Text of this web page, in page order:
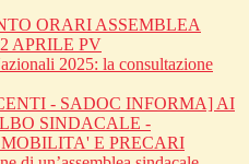
ORARI ASSEMBLEA
APRILE PV
2025: la consultazione
- SADOC INFORMA] AI
SINDACALE -
E PRECARI